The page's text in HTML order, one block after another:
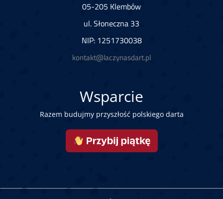
05-205 Klembów
ul. Słoneczna 33
NIP: 1251730038
kontakt@laczynasdart.pl
Wsparcie
Razem budujmy przyszłość polskiego darta